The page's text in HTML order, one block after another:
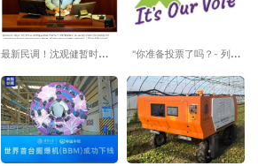
最新民调！沈观健暂时领跑
民仍未决定......
"你准备投票了吗？- 列治
候语?